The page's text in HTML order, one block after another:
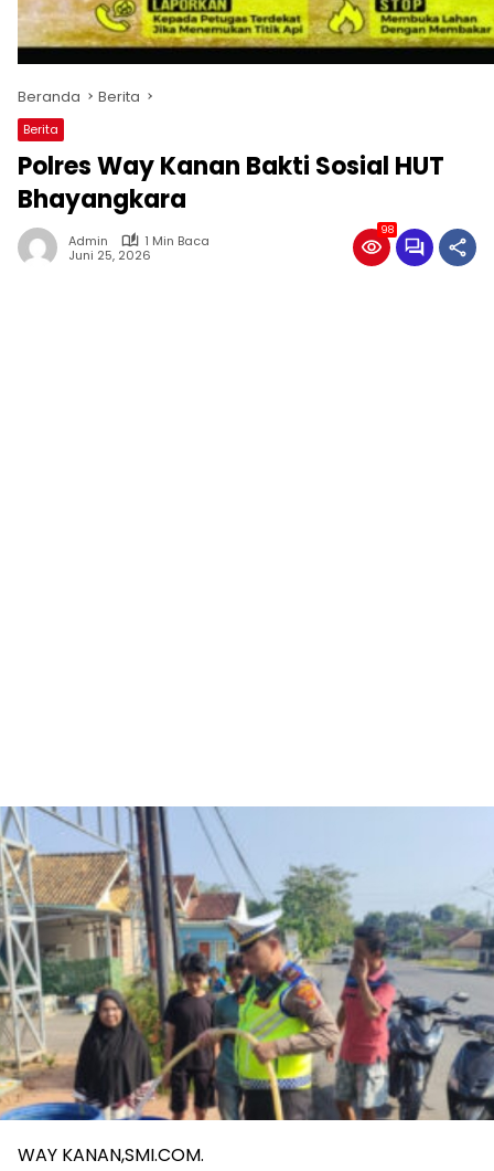
Beranda Berita
Berita
Polres Way Kanan Bakti Sosial HUT
Bhayangkara
Admin
1 Min Baca
Juni 25, 2026
98
WAY KANAN,SMI.COM.